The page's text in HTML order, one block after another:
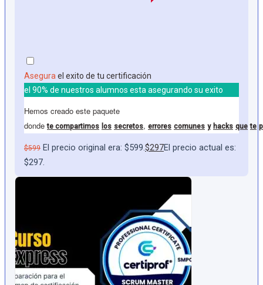
Asegura el exito de tu certificación
el 90% de nuestros alumnos esta asegurando su exito
Hemos creado este paquete
dondete compartimos los secretos, errores comunes y hacks que te
$599 El precio original era: $599. $297El precio actual es:
$297.